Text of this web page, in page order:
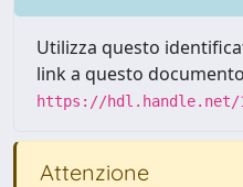
Utilizza questo
link a questo
https://hdl.handle.net/
Attenzione